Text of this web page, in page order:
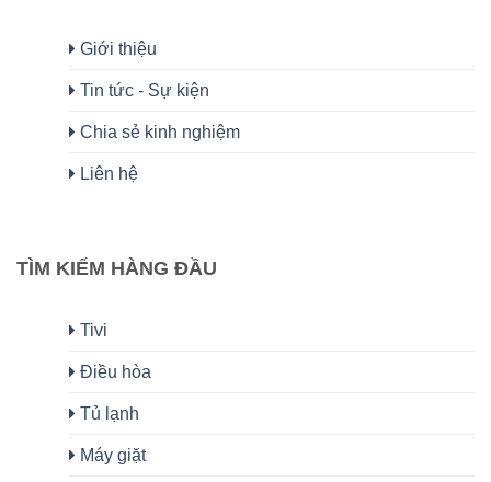
Giới thiệu
Tin tức - Sự kiện
Chia sẻ kinh nghiệm
Liên hệ
TÌM KIẾM HÀNG ĐẦU
Tivi
Điều hòa
Tủ lạnh
Máy giặt